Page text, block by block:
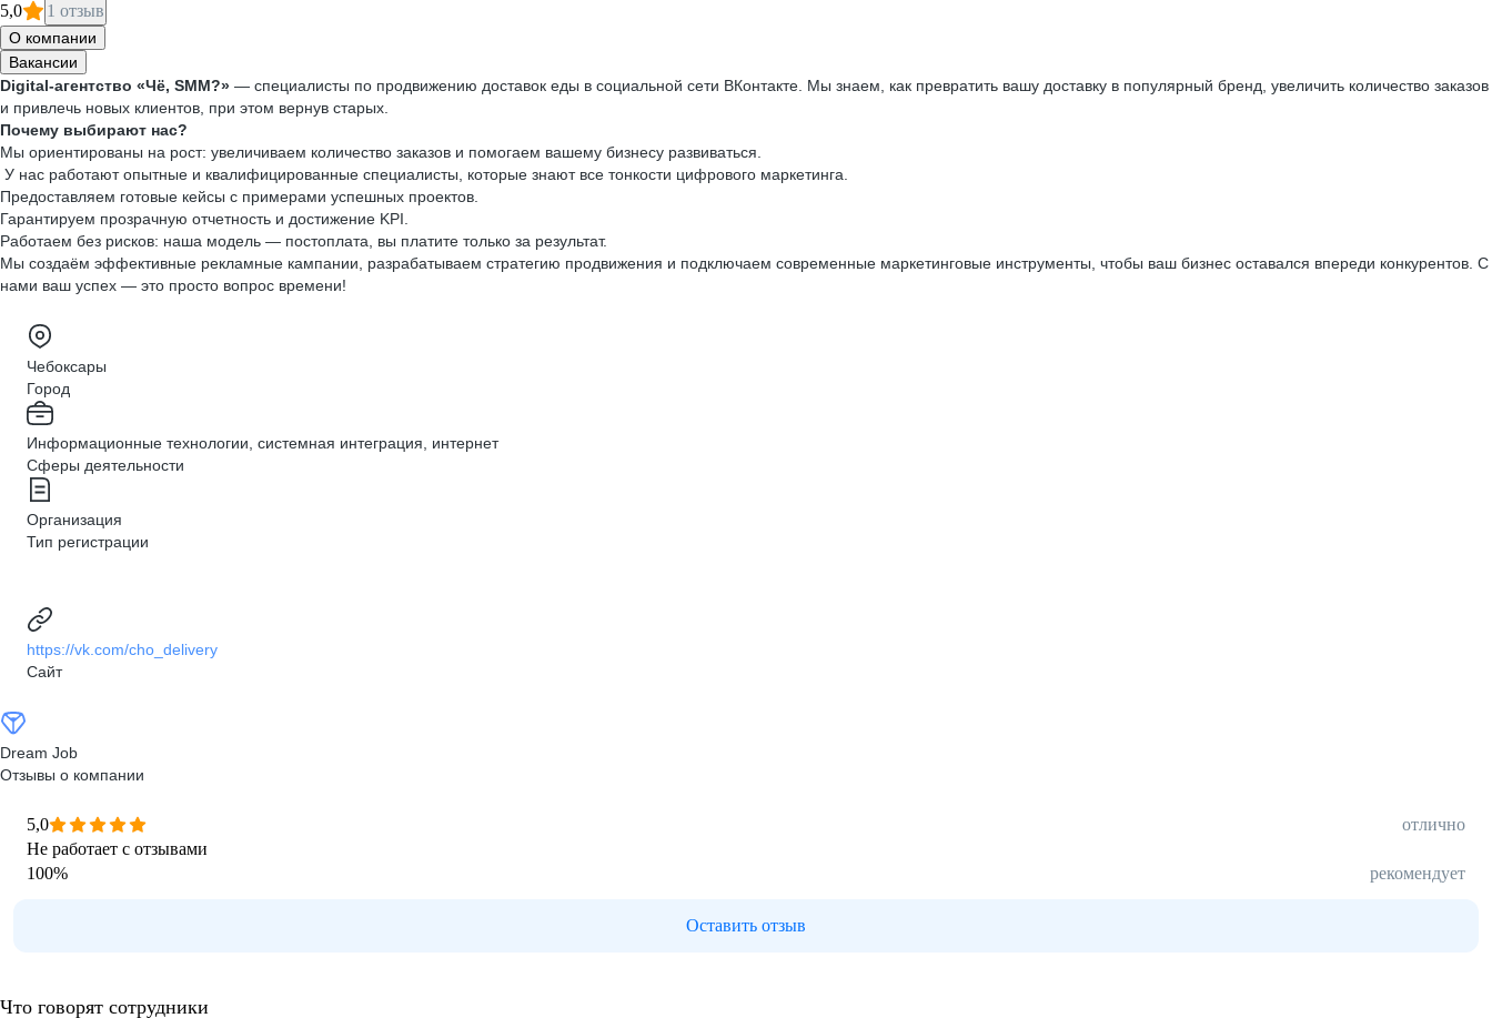
5,0 1 отзыв
О компании
Вакансии
Digital-агентство «Чё, SMM?» — специалисты по продвижению доставок еды в социальной сети ВКонтакте. Мы знаем, как превратить вашу доставку в популярный бренд, увеличить количество заказов
и привлечь новых клиентов, при этом вернув старых.
Почему выбирают нас?
Мы ориентированы на рост: увеличиваем количество заказов и помогаем вашему бизнесу развиваться.
‍ У нас работают опытные и квалифицированные специалисты, которые знают все тонкости цифрового маркетинга.
Предоставляем готовые кейсы с примерами успешных проектов.
Гарантируем прозрачную отчетность и достижение KPI.
Работаем без рисков: наша модель — постоплата, вы платите только за результат.
Мы создаём эффективные рекламные кампании, разрабатываем стратегию продвижения и подключаем современные маркетинговые инструменты, чтобы ваш бизнес оставался впереди конкурентов. С
нами ваш успех — это просто вопрос времени!
Чебоксары
Город
Информационные технологии, системная интеграция, интернет
Сферы деятельности
Организация
Тип регистрации
https://vk.com/cho_delivery
Сайт
Dream Job
Отзывы о компании
5,0
отлично
Не работает с отзывами
100% рекомендует
Оставить отзыв
Что говорят сотрудники